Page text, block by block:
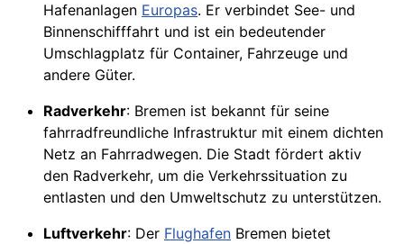
Hafenanlagen Europas. Er verbindet See- und
Binnenschifffahrt und ist ein bedeutender
Umschlagplatz für Container, Fahrzeuge und
andere Güter.
Radverkehr: Bremen ist bekannt für seine
fahrradfreundliche Infrastruktur mit einem dichten
Netz an Fahrradwegen. Die Stadt fördert aktiv
den Radverkehr, um die Verkehrssituation zu
entlasten und den Umweltschutz zu unterstützen.
Luftverkehr: Der Flughafen Bremen bietet